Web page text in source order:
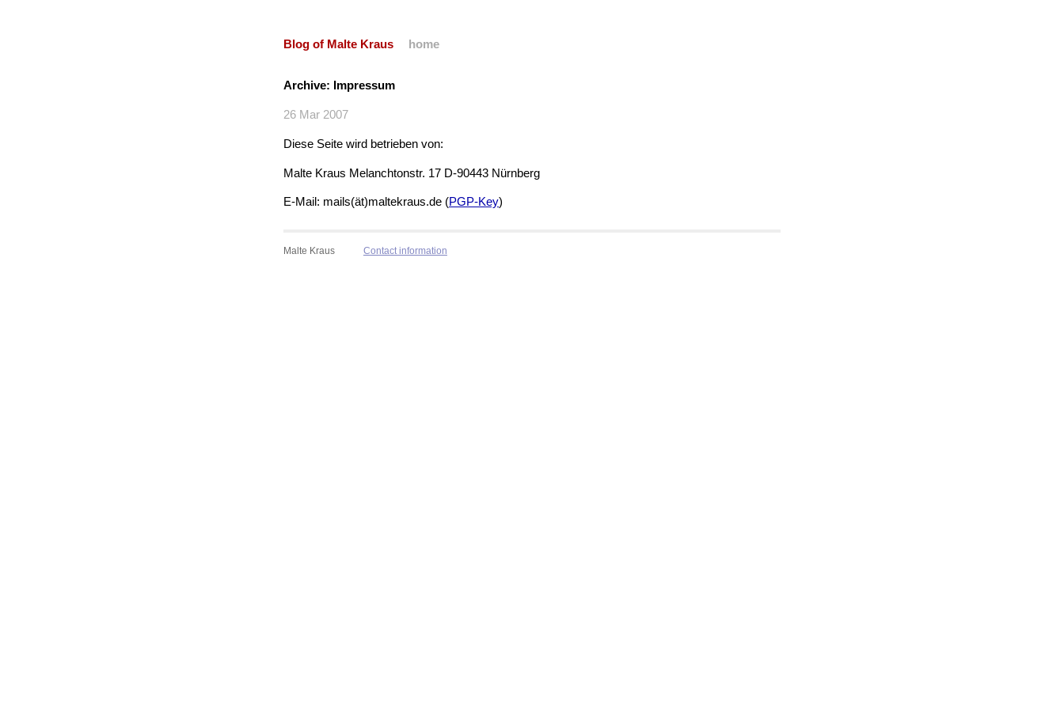
Blog of Malte Kraus home
Archive: Impressum
26 Mar 2007
Diese Seite wird betrieben von:
Malte Kraus Melanchtonstr. 17 D-90443 Nürnberg
E-Mail: mails(ät)maltekraus.de (PGP-Key)
Malte Kraus Contact information